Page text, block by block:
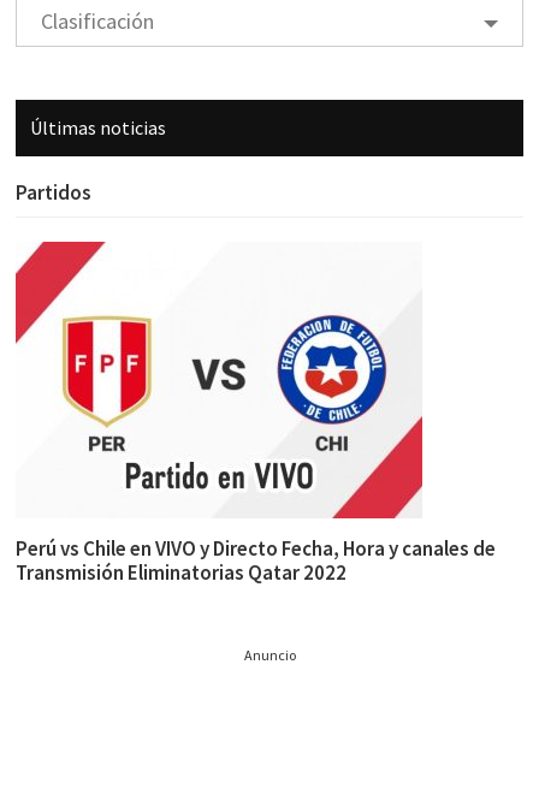
Clasificación
Últimas noticias
Partidos
Perú vs Chile en VIVO y Directo Fecha, Hora y canales de
Transmisión Eliminatorias Qatar 2022
Anuncio